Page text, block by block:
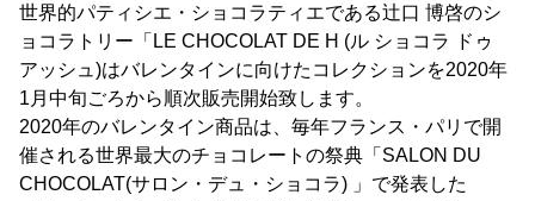
世界的パティシエ・ショコラティエである辻口 博啓のシ
ョコラトリー「LE CHOCOLAT DE H (ル ショコラ ドゥ
アッシュ)はバレンタインに向けたコレクションを2020年
1月中旬ごろから順次販売開始致します。
2020年のバレンタイン商品は、毎年フランス・パリで開
催される世界最大のチョコレートの祭典「SALON DU
CHOCOLAT(サロン・デュ・ショコラ) 」で発表した